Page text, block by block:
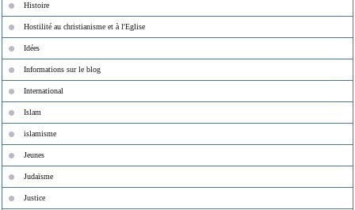
Histoire
Hostilité au christianisme et à l'Eglise
Idées
Informations sur le blog
International
Islam
islamisme
Jeunes
Judaïsme
Justice